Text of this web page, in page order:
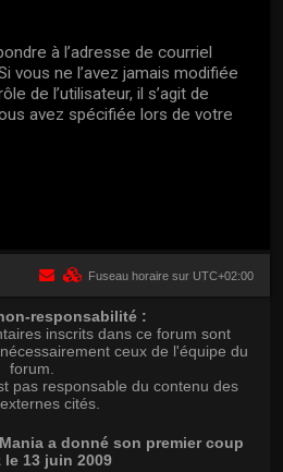
à l’adresse de courriel
vous ne l’avez jamais modifiée
de l’utilisateur, il s’agit de
avez spécifiée lors de votre
Fuseau horaire sur UTC+02:00
responsabilité :
inscrits dans ce forum sont
ceux de l'équipe du
forum.
pas responsable du contenu des
cités.
a donné son premier coup
le 13 juin 2009